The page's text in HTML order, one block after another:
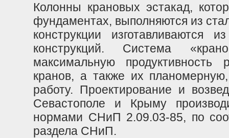
Колонны крановых эстакад,
фундаментах, выполняются из
конструкции изготавливаются
конструкций. Система
максимальную
кранов, а также их
работу. Проектирование и
Севастополе и Крыму
нормами СНиП 2.09.03-85, по
раздела СНиП.